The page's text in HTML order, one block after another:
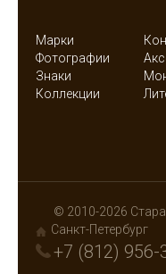
Марки
Фотографии
Знаки
Коллекции
© 2010-2026
Санкт-Петербург
+7 (812) 956-